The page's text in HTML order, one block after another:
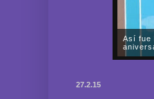
27.2.15